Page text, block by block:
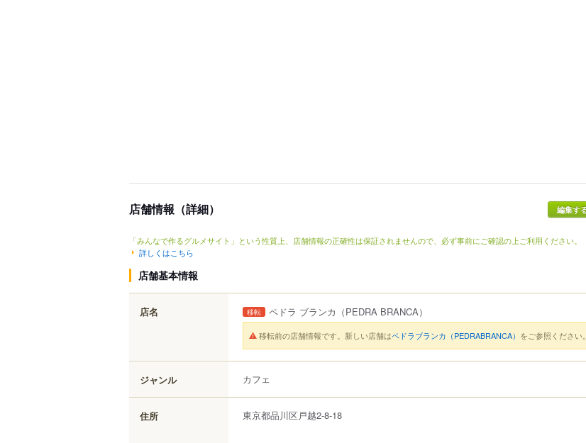
店舗情報（詳細）
「みんなで作るグルメサイト」という性質上、店舗情報の正確性は保証されませんので、必ず事前にご確認の上ご利用ください。
詳しくはこちら
店舗基本情報
店名 移転 ペドラ ブランカ （PEDRA BRANCA）
移転前の店舗情報です。新しい店舗はペドラブランカ（PEDRABRANCA） をご参照ください。
ジャンル カフェ
住所 東京都品川区戸越2-8-18